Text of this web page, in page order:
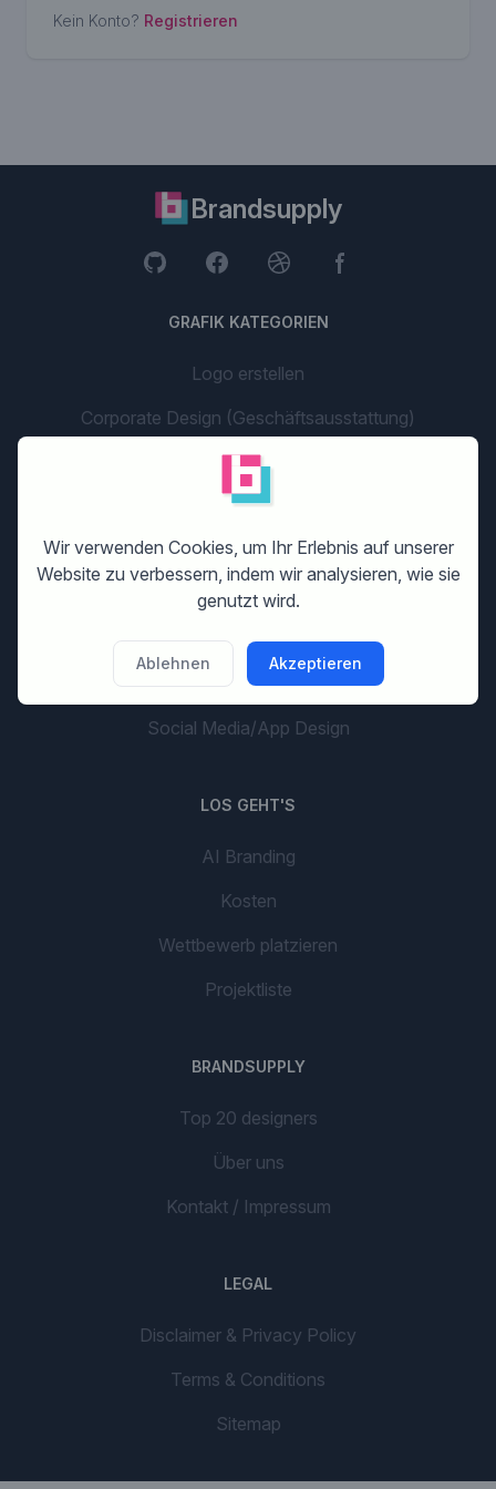
Kein Konto? Registrieren
Brandsupply
GRAFIK KATEGORIEN
Logo erstellen
Corporate Design (Geschäftsausstattung)
Website Design erstellen
Print Design
Banner Design
Flyer Design
Grafikdesign
Unternehmensname
Social Media/App Design
LOS GEHT'S
AI Branding
Kosten
Wettbewerb platzieren
Projektliste
BRANDSUPPLY
Top 20 designers
Über uns
Kontakt / Impressum
LEGAL
Disclaimer & Privacy Policy
Terms & Conditions
Sitemap
Wir verwenden Cookies, um Ihr Erlebnis auf unserer
Website zu verbessern, indem wir analysieren, wie sie
genutzt wird.
Ablehnen Akzeptieren